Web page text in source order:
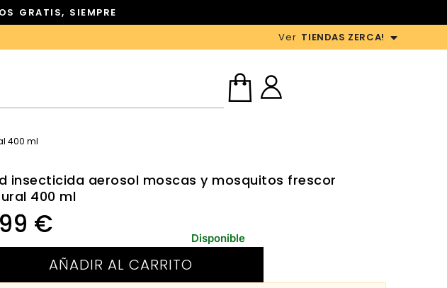
GRATIS, SIEMPRE
Ver TIENDAS ZERCA!
400 ml
insecticida aerosol moscas y mosquitos frescor
400 ml
€ Disponible
AÑADIR AL CARRITO